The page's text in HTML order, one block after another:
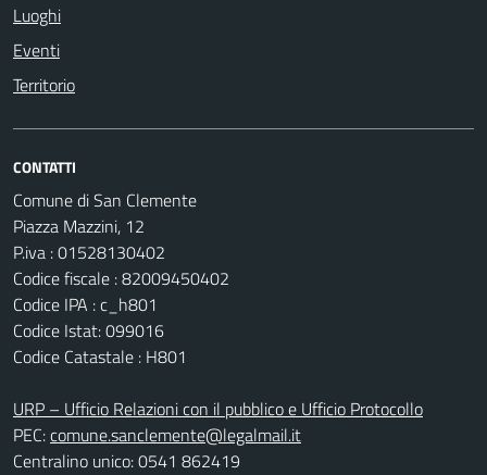
Luoghi
Eventi
Territorio
CONTATTI
Comune di San Clemente
Piazza Mazzini, 12
P.iva : 01528130402
Codice fiscale : 82009450402
Codice IPA : c_h801
Codice Istat: 099016
Codice Catastale : H801
URP – Ufficio Relazioni con il pubblico e Ufficio Protocollo
PEC:comune.sanclemente@legalmail.it
Centralino unico: 0541 862419